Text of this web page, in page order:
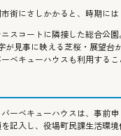
街にさしかかると、時期に
スコートに隣接した総合公
が見事に映える芝桜・展望
ベキューハウスも利用するこ
ーベキューハウスは、事前
記入し、役場町民課生活環境